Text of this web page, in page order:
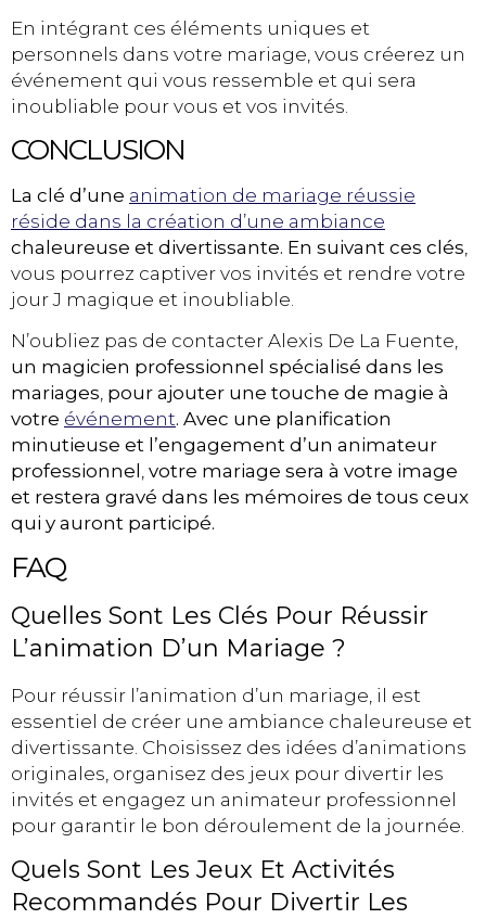
En intégrant ces éléments uniques et
personnels dans votre mariage, vous créerez un
événement qui vous ressemble et qui sera
inoubliable pour vous et vos invités.
CONCLUSION
La clé d’une animation de mariage réussie
réside dans la création d’une ambiance
chaleureuse et divertissante. En suivant ces clés
vous pourrez captiver vos invités et rendre votre
jour J magique et inoubliable.
N’oubliez pas de contacter Alexis De La Fuente,
un magicien professionnel spécialisé dans les
mariages, pour ajouter une touche de magie à
votre événement. Avec une planification
minutieuse et l’engagement d’un animateur
professionnel , votre mariage sera à votre image
et restera gravé dans les mémoires de tous ceux
qui y auront participé.
FAQ
Quelles Sont Les Clés Pour Réussir
L’animation D’un Mariage ?
Pour réussir l’animation d’un mariage, il est
essentiel de créer une ambiance chaleureuse et
divertissante. Choisissez des idées d’animations
originales, organisez des jeux pour divertir les
invités et engagez un animateur professionnel
pour garantir le bon déroulement de la journée.
Quels Sont Les Jeux Et Activités
Recommandés Pour Divertir Les